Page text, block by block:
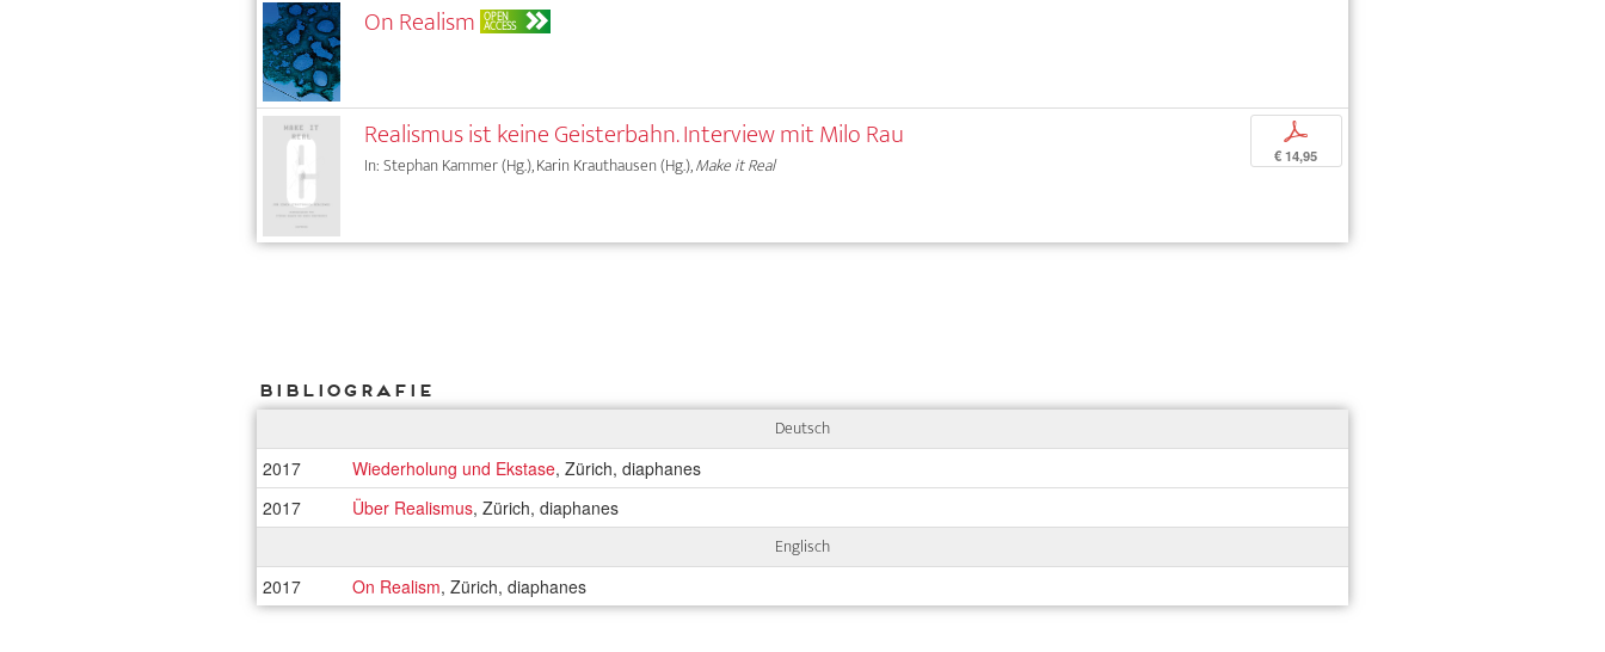
On Realism OPEN
ACCESS
Realismus ist keine Geisterbahn. Interview mit Milo Rau
In: Stephan Kammer (Hg.), Karin Krauthausen (Hg.),Make it Real
p
€ 14,95
Bibliografie
Deutsch
2017 Wiederholung und Ekstase, Zürich, diaphanes
2017
Über Realismus, Zürich, diaphanes
Englisch
2017 On Realism, Zürich, diaphanes